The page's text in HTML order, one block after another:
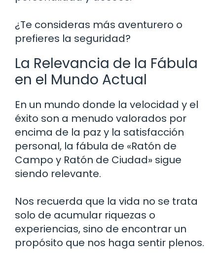
¿Te consideras más aventurero o
prefieres la seguridad?
La Relevancia de la Fábula
en el Mundo Actual
En un mundo donde la velocidad y el
éxito son a menudo valorados por
encima de la paz y la satisfacción
personal, la fábula de «Ratón de
Campo y Ratón de Ciudad» sigue
siendo relevante.
Nos recuerda que la vida no se trata
solo de acumular riquezas o
experiencias, sino de encontrar un
propósito que nos haga sentir plenos.